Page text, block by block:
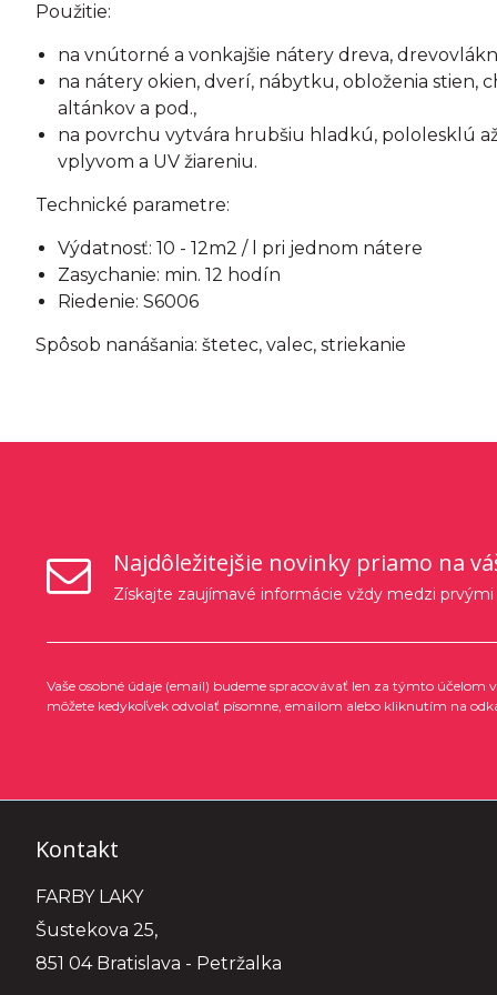
Použitie:
na vnútorné a vonkajšie nátery dreva,
na nátery okien, dverí, nábytku, obloženia stien,
altánkov a pod.,
na povrchu vytvára hrubšiu hladkú, pololesklú
vplyvom a UV žiareniu.
Technické parametre:
Výdatnosť: 10 - 12m2 / l pri jednom nátere
Zasychanie: min. 12 hodín
Riedenie: S6006
Spôsob nanášania: štetec, valec, striekanie
Najdôležitejšie novinky priamo na
Získajte zaujímavé informácie vždy medzi prvými
Vaše osobné údaje (email) budeme spracovávať len za týmto
môžete kedykoľvek odvolať písomne, emailom alebo kliknutím na
Kontakt
FARBY LAKY
Šustekova 25,
851 04 Bratislava - Petržalka